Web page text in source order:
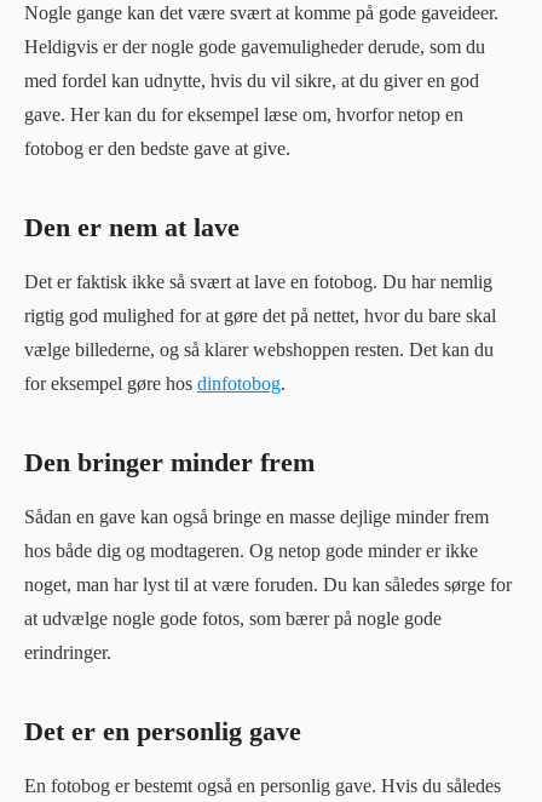
Nogle gange kan det være svært at komme på gode gaveideer.
Heldigvis er der nogle gode gavemuligheder derude, som du
med fordel kan udnytte, hvis du vil sikre, at du giver en god
gave. Her kan du for eksempel læse om, hvorfor netop en
fotobog er den bedste gave at give.
Den er nem at lave
Det er faktisk ikke så svært at lave en fotobog. Du har nemlig
rigtig god mulighed for at gøre det på nettet, hvor du bare skal
vælge billederne, og så klarer webshoppen resten. Det kan du
for eksempel gøre hos dinfotobog.
Den bringer minder frem
Sådan en gave kan også bringe en masse dejlige minder frem
hos både dig og modtageren. Og netop gode minder er ikke
noget, man har lyst til at være foruden. Du kan således sørge for
at udvælge nogle gode fotos, som bærer på nogle gode
erindringer.
Det er en personlig gave
En fotobog er bestemt også en personlig gave. Hvis du således